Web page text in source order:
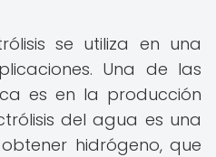
se utiliza en una
Una de las
es en la producción
del agua es una
hidrógeno, que